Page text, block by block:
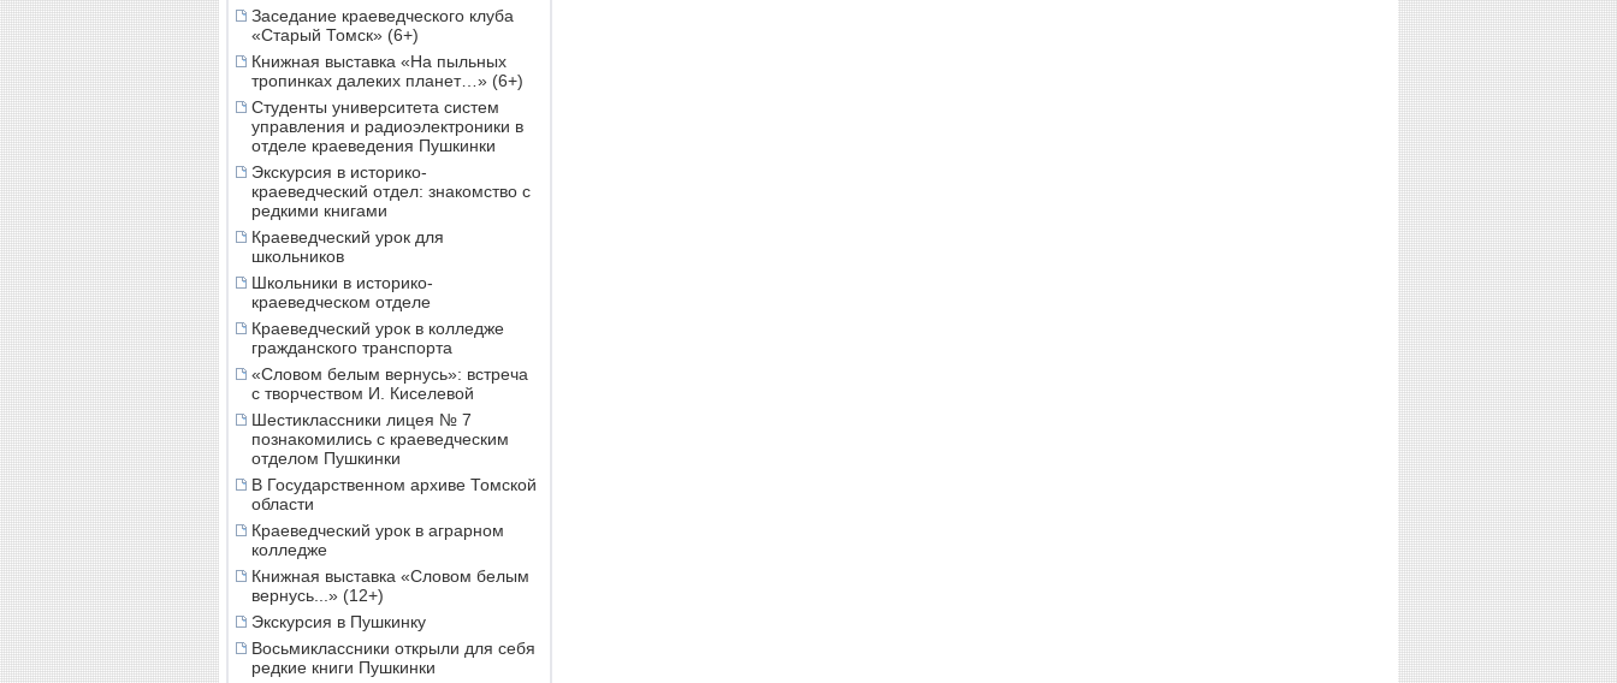
Заседание краеведческого клуба
«Старый Томск» (6+)
Книжная выставка «На пыльных
тропинках далеких планет…» (6+)
Студенты университета систем
управления и радиоэлектроники в
отделе краеведения Пушкинки
Экскурсия в историко-
краеведческий отдел: знакомство с
редкими книгами
Краеведческий урок для
школьников
Школьники в историко-
краеведческом отделе
Краеведческий урок в колледже
гражданского транспорта
«Словом белым вернусь»: встреча
с творчеством И. Киселевой
Шестиклассники лицея № 7
познакомились с краеведческим
отделом Пушкинки
В Государственном архиве Томской
области
Краеведческий урок в аграрном
колледже
Книжная выставка «Словом белым
вернусь...» (12+)
Экскурсия в Пушкинку
Восьмиклассники открыли для себя
редкие книги Пушкинки